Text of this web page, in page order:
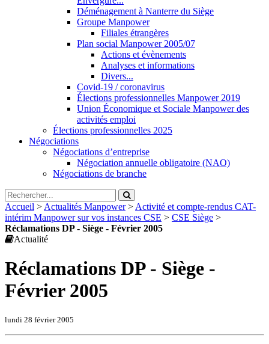
Déménagement à Nanterre du Siège
Groupe Manpower
Filiales étrangères
Plan social Manpower 2005/07
Actions et évènements
Analyses et informations
Divers...
Covid-19 / coronavirus
Élections professionnelles Manpower 2019
Union Économique et Sociale Manpower des
activités emploi
Élections professionnelles 2025
Négociations
Négociations d’entreprise
Négociation annuelle obligatoire (NAO)
Négociations de branche
Accueil > Actualités Manpower> Activité et compte-rendus CAT-
intérim Manpower sur vos instances CSE > CSE Siège >
Réclamations DP - Siège - Février 2005
Actualité
Réclamations DP - Siège -
Février 2005
lundi 28 février 2005